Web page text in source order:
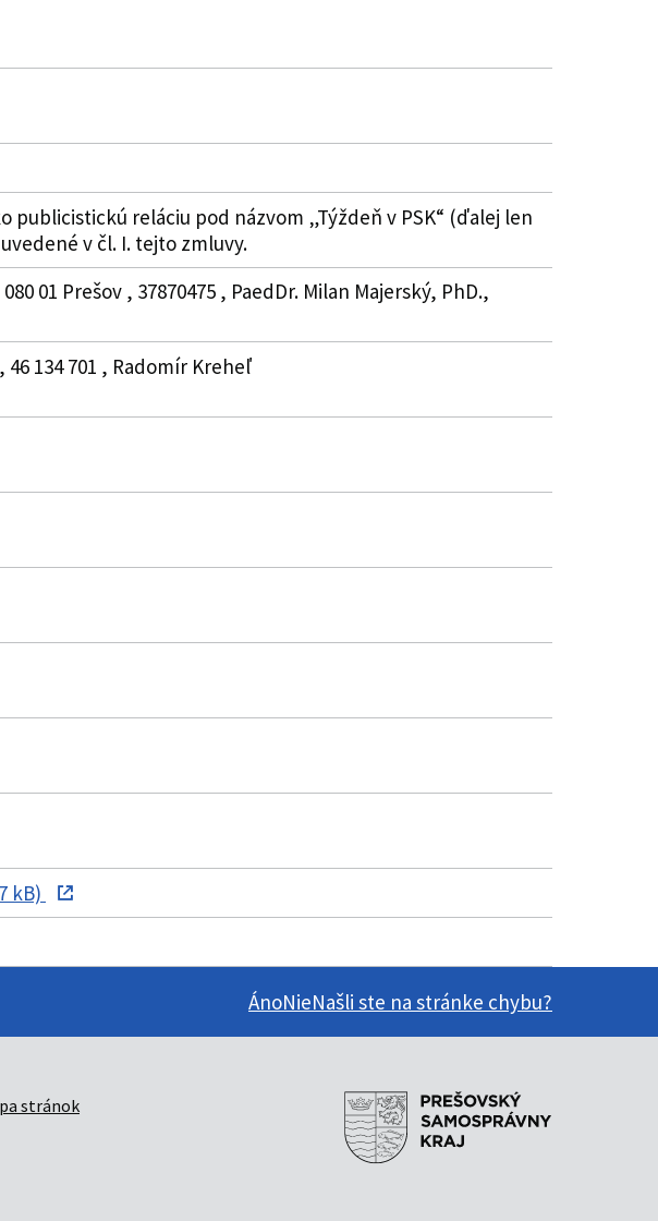
reláciu pod názvom „Týždeň v PSK“ (ďalej len
v čl. I. tejto zmluvy.
01 Prešov , 37870475 , PaedDr. Milan Majerský, PhD.,
134 701 , Radomír Kreheľ
kB)
ÁnoNieNašli ste na stránke chybu?
stránok